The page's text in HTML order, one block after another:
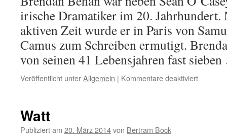
irische Dramatiker im 20. Jahrhundert.
aktiven Zeit wurde er in Paris von
Camus zum Schreiben ermutigt.
von seinen 41 Lebensjahren fast
Veröffentlicht unterAllgemein | Kommentare deaktiviert
Watt
Publiziert am 20. März 2014von Bertram Bock